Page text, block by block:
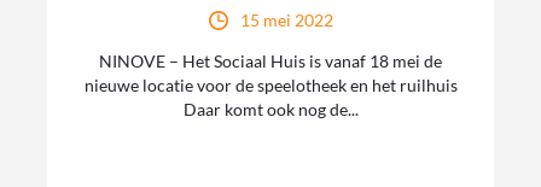
15 mei 2022
NINOVE – Het Sociaal Huis is vanaf 18 mei de
nieuwe locatie voor de speelotheek en het ruilhuis
Daar komt ook nog de...